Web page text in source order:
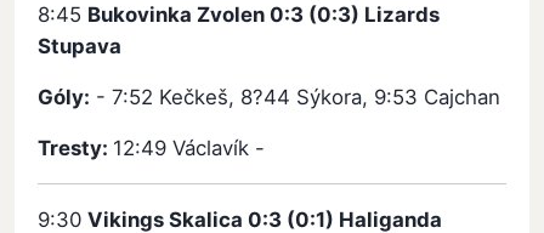
8:45 Bukovinka Zvolen 0:3 (0:3) Lizards
Stupava
Góly: - 7:52 Kečkeš, 8?44 Sýkora, 9:53 Cajchan
Tresty: 12:49 Václavík -
9:30Vikings Skalica 0:3 (0:1) Haliganda